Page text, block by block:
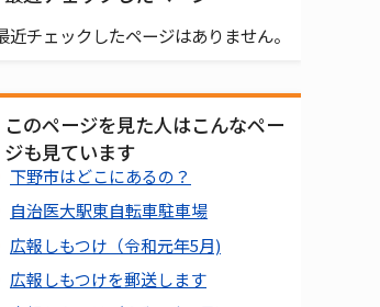
近チェックしたページはありません。
このページを見た人はこんなペー
ジも見ています
下野市はどこにあるの？
自治医大駅東自転車駐車場
広報しもつけ（令和元年5月)
広報しもつけを郵送します